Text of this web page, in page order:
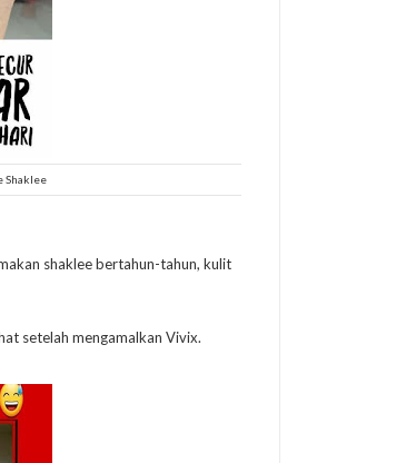
Shaklee
shaklee bertahun-tahun, kulit
setelah mengamalkan Vivix.